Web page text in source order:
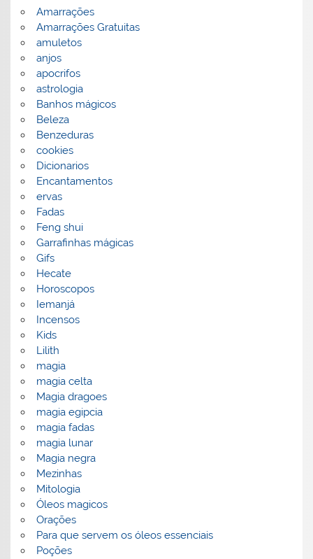
Amarrações
Amarrações Gratuitas
amuletos
anjos
apocrifos
astrologia
Banhos mágicos
Beleza
Benzeduras
cookies
Dicionarios
Encantamentos
ervas
Fadas
Feng shui
Garrafinhas mágicas
Gifs
Hecate
Horoscopos
Iemanjá
Incensos
Kids
Lilith
magia
magia celta
Magia dragoes
magia egipcia
magia fadas
magia lunar
Magia negra
Mezinhas
Mitologia
Óleos magicos
Orações
Para que servem os óleos essenciais
Poções